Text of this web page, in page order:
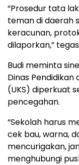
“Prosedur tata
teman di daerah
keracunan,
dilaporkan,”
Budi meminta
Dinas Pendidikan
(UKS) diperkuat
pencegahan.
“Sekolah harus
cek bau, warna,
mencurigakan,
menghubungi